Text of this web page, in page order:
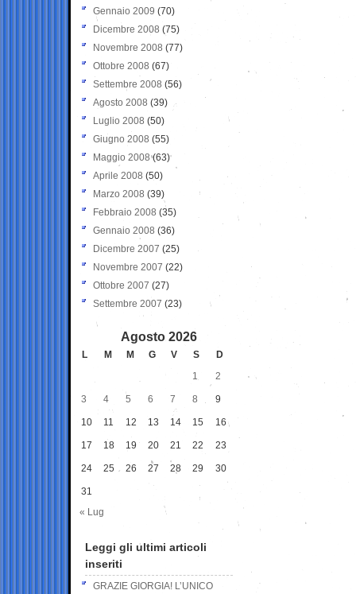
Gennaio 2009 (70)
Dicembre 2008 (75)
Novembre 2008 (77)
Ottobre 2008 (67)
Settembre 2008 (56)
Agosto 2008 (39)
Luglio 2008 (50)
Giugno 2008 (55)
Maggio 2008(63)
Aprile 2008 (50)
Marzo 2008 (39)
Febbraio 2008 (35)
Gennaio 2008 (36)
Dicembre 2007 (25)
Novembre 2007 (22)
Ottobre 2007 (27)
Settembre 2007 (23)
Agosto 2026
L M M G V S
D
1
2
3 4 5 6 7 8 9
10 11 12 13 14 15 16
17 18 19 20 21 22 23
24 25 26 27 28 29 30
31
« Lug
Leggi gli ultimi articoli
inseriti
GRAZIE GIORGIA! L’UNICO